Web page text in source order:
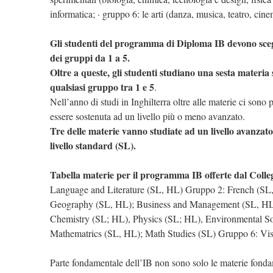
informatica; · gruppo 6: le arti (danza, musica, teatro,
Gli studenti del programma di Diploma IB devono
dei gruppi da 1 a 5.
Oltre a queste, gli studenti studiano una sesta
qualsiasi gruppo tra 1 e 5.
Nell’anno di studi in Inghilterra oltre alle materie ci sono
essere sostenuta ad un livello più o meno avanzato.
Tre delle materie vanno studiate ad un livello
livello standard (SL).
Tabella materie per il programma IB offerte dal
Language and Literature (SL, HL) Gruppo 2: French
Geography (SL, HL); Business and Management (SL,
Chemistry (SL; HL), Physics (SL; HL), Environmental
Mathematrics (SL, HL); Math Studies (SL) Gruppo 6:
Parte fondamentale dell’IB non sono solo le materie